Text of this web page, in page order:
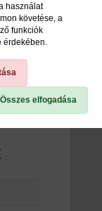
használat
követése, a
funkciók
Összes elfogadása